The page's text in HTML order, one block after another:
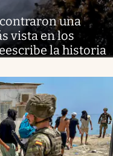
una
vista en los
la historia